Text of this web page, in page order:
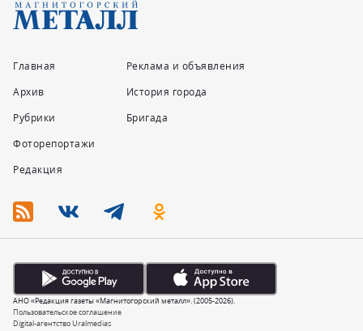
Главная
Архив
Рубрики
Фоторепортажи
Редакция
Реклама и объявления
История города
Бригада
Пользовательское соглашение
Digital-агентство Uralmedias
АНО «Редакция газеты «Магнитогорский металл». (2005-2026).